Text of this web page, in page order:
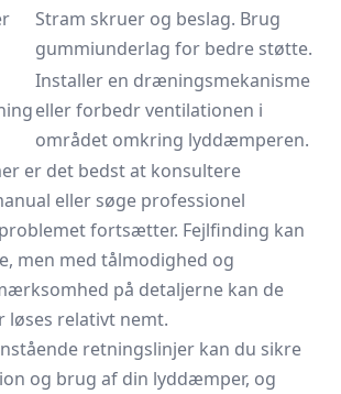
Stram skruer og beslag. Brug
gummiunderlag for bedre støtte.
Installer en dræningsmekanisme
eller forbedr ventilationen i
området omkring lyddæmperen.
er det bedst at konsultere
eller søge professionel
fortsætter. Fejlfinding kan
men med tålmodighed og
på detaljerne kan de
løses relativt nemt.
retningslinjer kan du sikre
og brug af din lyddæmper, og